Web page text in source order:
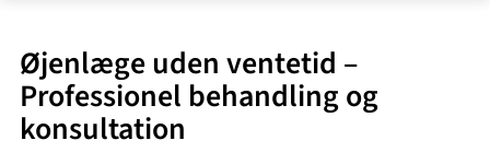
Øjenlæge uden ventetid –
Professionel behandling og
konsultation